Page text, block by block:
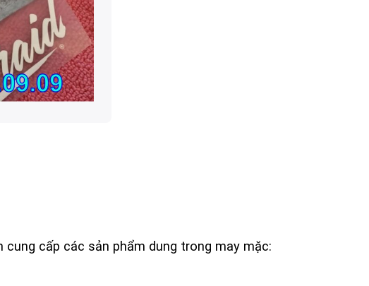
cung cấp các sản phẩm dung trong may mặc: